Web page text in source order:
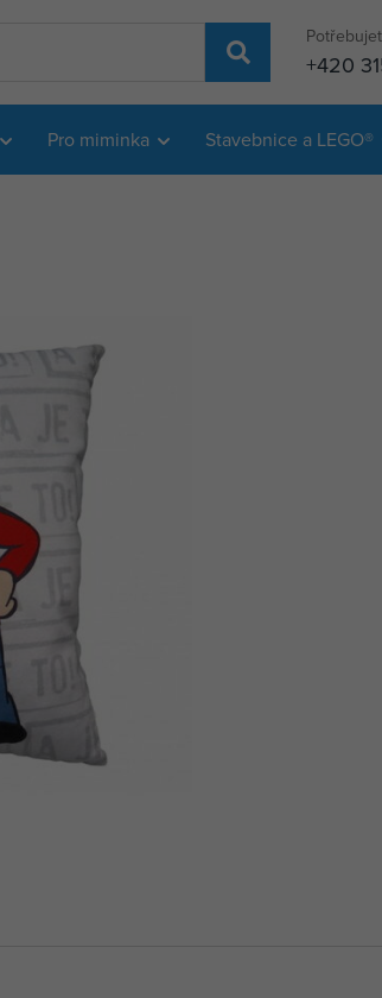
+420
Pro miminka Stavebnice a LEGO®